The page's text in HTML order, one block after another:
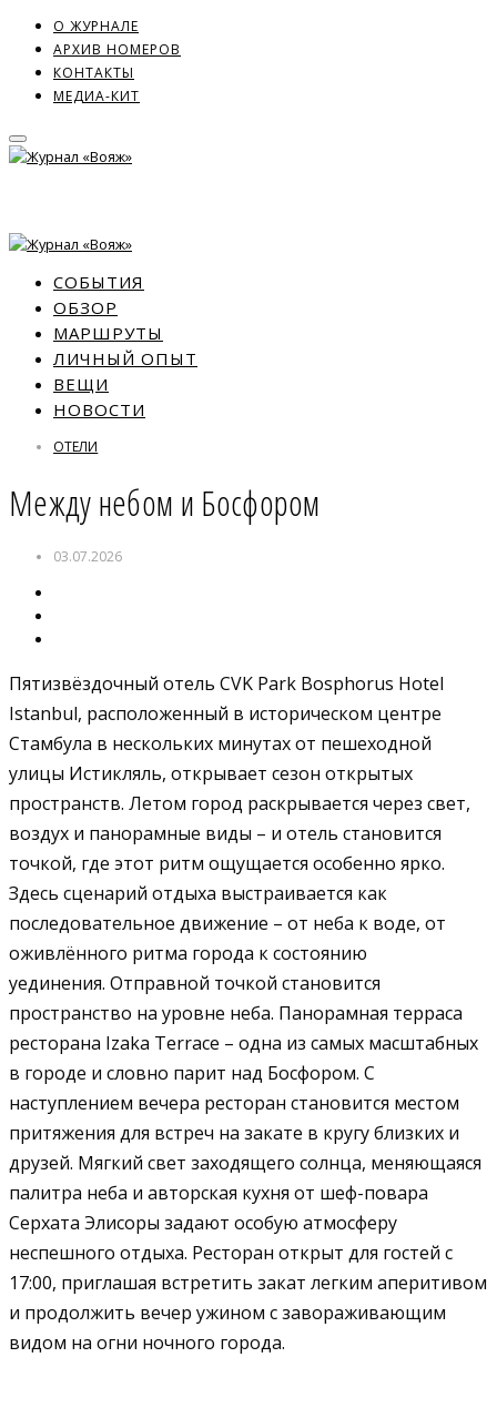
О ЖУРНАЛЕ
АРХИВ НОМЕРОВ
КОНТАКТЫ
МЕДИА-КИТ
СОБЫТИЯ
ОБЗОР
МАРШРУТЫ
ЛИЧНЫЙ ОПЫТ
ВЕЩИ
НОВОСТИ
ОТЕЛИ
Между небом и Босфором
03.07.2026
Пятизвёздочный отель CVK Park Bosphorus Hotel
Istanbul, расположенный в историческом центре
Стамбула в нескольких минутах от пешеходной
улицы Истикляль, открывает сезон открытых
пространств. Летом город раскрывается через свет,
воздух и панорамные виды – и отель становится
точкой, где этот ритм ощущается особенно ярко.
Здесь сценарий отдыха выстраивается как
последовательное движение – от неба к воде, от
оживлённого ритма города к состоянию
уединения. Отправной точкой становится
пространство на уровне неба. Панорамная терраса
ресторана Izaka Terrace – одна из самых масштабных
в городе и словно парит над Босфором. С
наступлением вечера ресторан становится местом
притяжения для встреч на закате в кругу близких и
друзей. Мягкий свет заходящего солнца, меняющаяся
палитра неба и авторская кухня от шеф-повара
Серхата Элисоры задают особую атмосферу
неспешного отдыха. Ресторан открыт для гостей с
17:00, приглашая встретить закат легким аперитивом
и продолжить вечер ужином с завораживающим
видом на огни ночного города.